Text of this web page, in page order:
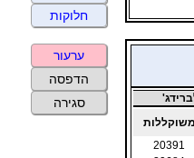
משוקללות
20391
חלוקות
ערעור
הדפסה
סגירה